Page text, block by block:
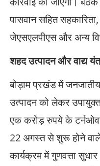
पासवान सहित
जेएसएलपीएस और अन्य
शहद उत्पादन और वाद्य
बोड़ाम प्रखंड में जनजातीय
उत्पादन को लेकर
एक करोड़ रुपये के
22 अगस्त से शुरू होने वाले
कार्यक्रम में गुणवत्ता